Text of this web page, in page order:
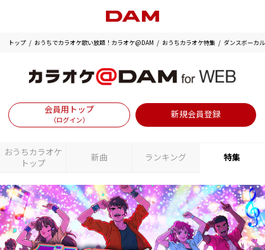
トップ おうちでカラオケ歌い放題！カラオケ@DAM おうちカラオケ特集 ダンスボーカ
会員用トップ
（ログイン）
新規会員登録
おうちカラオケ
トップ
新曲 ランキング 特集